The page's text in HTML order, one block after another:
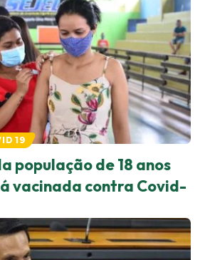
19
população de 18 anos
vacinada contra Covid-